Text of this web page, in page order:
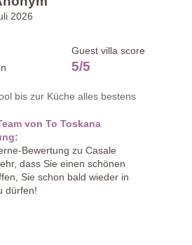
2026
Guest villa score
5/5
bis zur Küche alles bestens
von To Toskana
Bewertung zu Casale
dass Sie einen schönen
Sie schon bald wieder in
dürfen!